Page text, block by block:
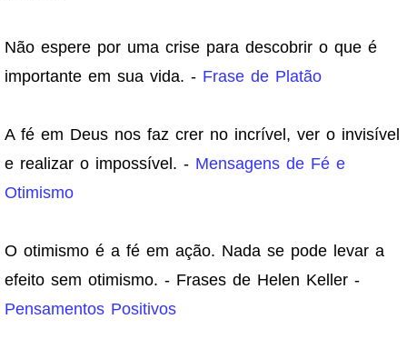
Não espere por uma crise para descobrir o que é
importante em sua vida. - Frase de Platão
A fé em Deus nos faz crer no incrível, ver o invisível
e realizar o impossível. - Mensagens de Fé e
Otimismo
O otimismo é a fé em ação. Nada se pode levar a
efeito sem otimismo. - Frases de Helen Keller -
Pensamentos Positivos